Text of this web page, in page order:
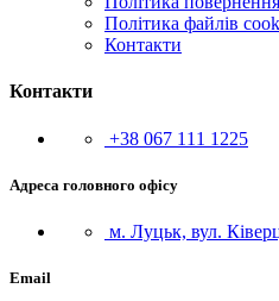
Політика файлів
Контакти
Контакти
+38 067 111 1225
Адреса головного офісу
м. Луцьк, вул.
Email